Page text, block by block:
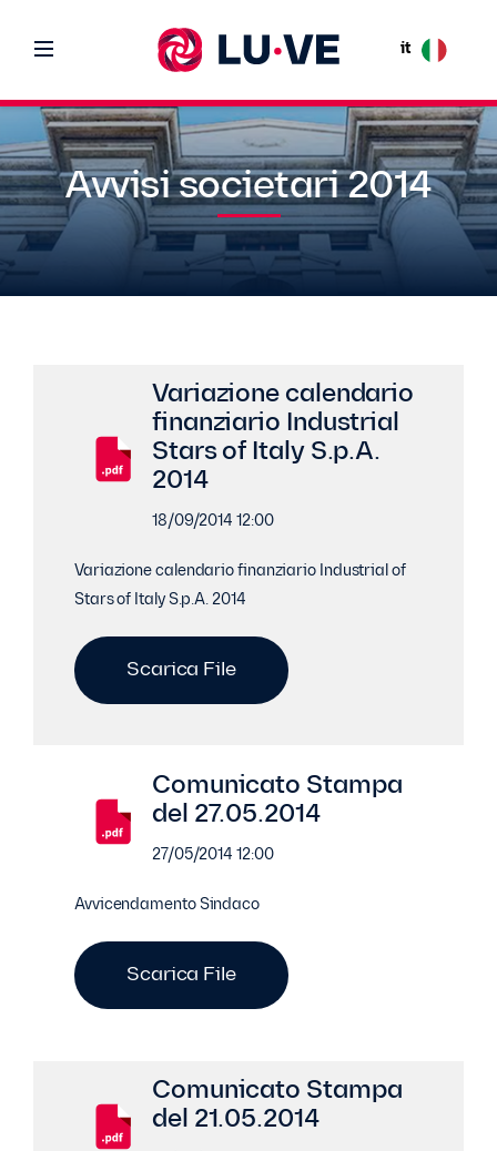
it
Avvisi societari 2014
Variazione calendario
finanziario Industrial
Stars of Italy S.p.A.
2014
18/09/2014 12:00
Variazione calendario finanziario Industrial of
Stars of Italy S.p.A. 2014
Scarica File
Comunicato Stampa
del 27.05.2014
27/05/2014 12:00
Avvicendamento Sindaco
Scarica File
Comunicato Stampa
del 21.05.2014